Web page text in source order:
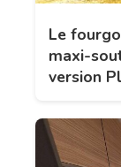
Le
maxi-
version